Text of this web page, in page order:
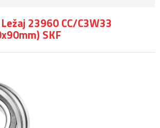
Ležaj 23960 CC/C3W33
SKF